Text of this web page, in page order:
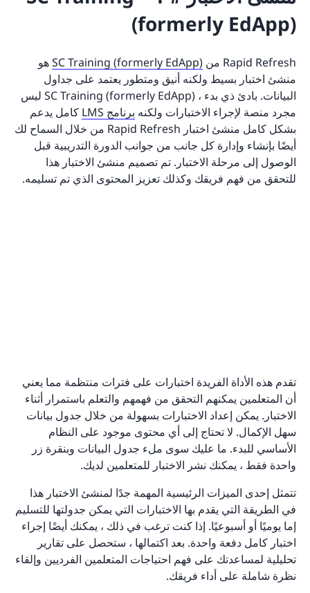
(formerly EdApp)
Rapid Refresh من SC Training (formerly EdApp)هو
منشئ اختبار بسيط ولكنه أنيق ومتطور يعتمد على جداول
البيانات. بادئ ذي بدء ، SC Training (formerly EdApp) ليس
مجرد منصة لإجراء الاختبارات ولكنه برنامج LMS
كامل يدعم
بشكل كامل منشئ اختبار Rapid Refresh من خلال السماح لك
أيضًا بإنشاء وإدارة كل جانب من جوانب الدورة التدريبية قبل
الوصول إلى مرحلة الاختبار. تم تصميم منشئ الاختبار هذا
للتحقق من فهم فريقك وكذلك تعزيز المحتوى الذي تم تسليمه.
تقدم هذه الأداة الفريدة اختبارات على فترات منتظمة مما يعني
أن المتعلمين يمكنهم التحقق من فهمهم والتعلم باستمرار أثناء
الاختبار. يمكن إعداد الاختبارات بسهولة من خلال جدول بيانات
سهل الإكمال. لا تحتاج إلى أي محتوى موجود على النظام
الأساسي للبدء. ما عليك سوى ملء جدول البيانات وبنقرة زر
واحدة فقط ، يمكنك نشر الاختبار للمتعلمين لديك.
تتمثل إحدى الميزات الرئيسية المهمة جدًا لمنشئ الاختبار هذا
في الطريقة التي يقدم بها الاختبارات التي يمكن جدولتها للتسليم
إما يوميًا أو أسبوعيًا. إذا كنت ترغب في ذلك ، يمكنك أيضًا إجراء
اختبار كامل دفعة واحدة. بعد اكتمالها ، ستحصل على تقارير
تحليلية لمساعدتك على فهم احتياجات المتعلمين الفرديين وإلقاء
نظرة شاملة على أداء فريقك.